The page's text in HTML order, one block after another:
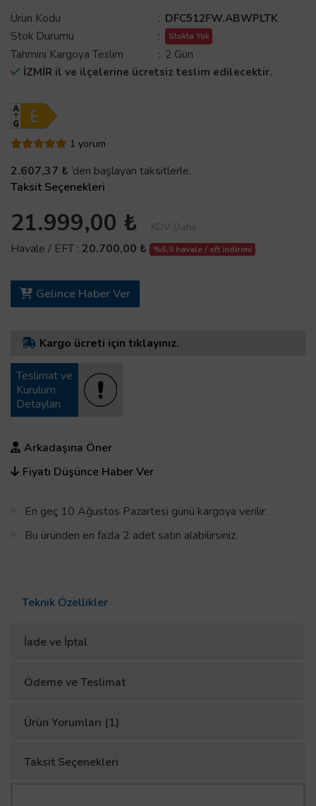
Ürün Kodu : DFC512FW.ABWPLTK
Stok Durumu
: Stokta Yok
Tahmini Kargoya Teslim : 2 Gün
İZMİR il ve ilçelerine ücretsiz teslim edilecektir.
1 yorum
2.607,37 ₺ ’den başlayan taksitlerle.
Taksit Seçenekleri
21.999,00 ₺ KDV Dahil
Havale / EFT : 20.700,00 ₺ %5,9 havale / eft indirimi
Gelince Haber Ver
Kargo ücreti için tıklayınız.
Teslimat ve
Kurulum
Detayları
Arkadaşına Öner
Fiyatı Düşünce Haber Ver
En geç 10 Ağustos Pazartesi günü kargoya verilir.
Bu üründen en fazla 2 adet satın alabilirsiniz.
Teknik Özellikler
İade ve İptal
Ödeme ve Teslimat
Ürün Yorumları (1)
Taksit Seçenekleri